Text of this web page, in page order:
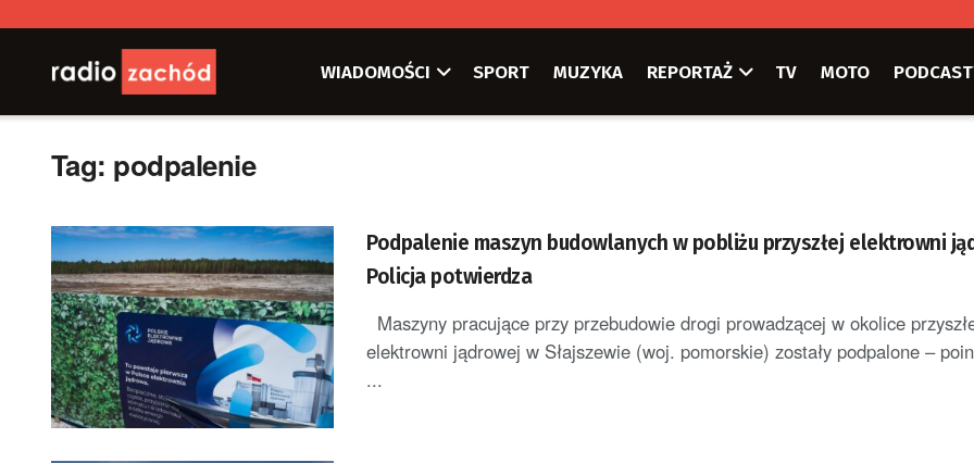
WIADOMOŚCI SPORT MUZYKA REPORTAŻ TV MOTO
Tag: podpalenie
Podpalenie maszyn budowlanych w pobliżu przyszłej elektrowni
Policja potwierdza
Maszyny pracujące przy przebudowie drogi prowadzącej w okolice
elektrowni jądrowej w Słajszewie (woj. pomorskie) zostały podpalone –
...